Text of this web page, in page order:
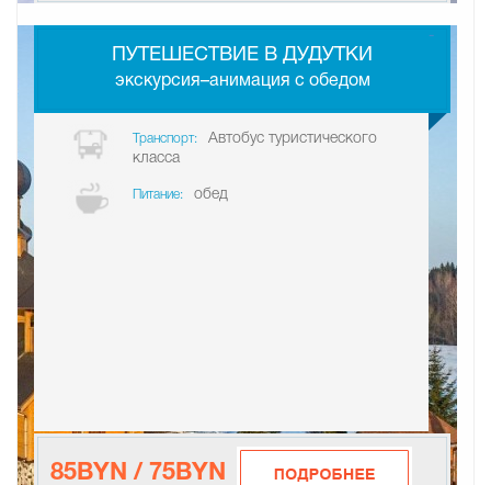
ПУТЕШЕСТВИЕ В ДУДУТКИ
экскурсия–анимация с обедом
Транспорт:
Автобус туристического
класса
Питание: обед
85BYN / 75BYN
-